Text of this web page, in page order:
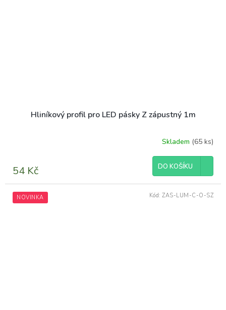
Hliníkový profil pro LED pásky Z zápustný 1m
Skladem (65 ks)
54 Kč DO KOŠÍKU
NOVINKA Kód: ZAS-LUM-C-O-SZ